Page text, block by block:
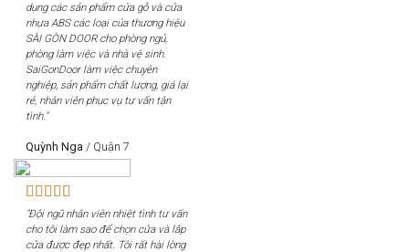
dụng các sản phẩm cửa gỗ và cửa
nhựa ABS các loại của thương hiệu
SÀI GÒN DOOR cho phòng ngủ,
phòng làm việc và nhà vệ sinh.
SaiGonDoor làm việc chuyên
nghiệp, sản phẩm chất lượng, giá lại
rẻ, nhân viên phục vụ tư vấn tận
tình."
Quỳnh Nga / Quận 7
"Đội ngũ nhân viên nhiệt tình tư vấn
cho tôi làm sao để chọn cửa và lắp
cửa được đẹp nhất. Tôi rất hài lòng